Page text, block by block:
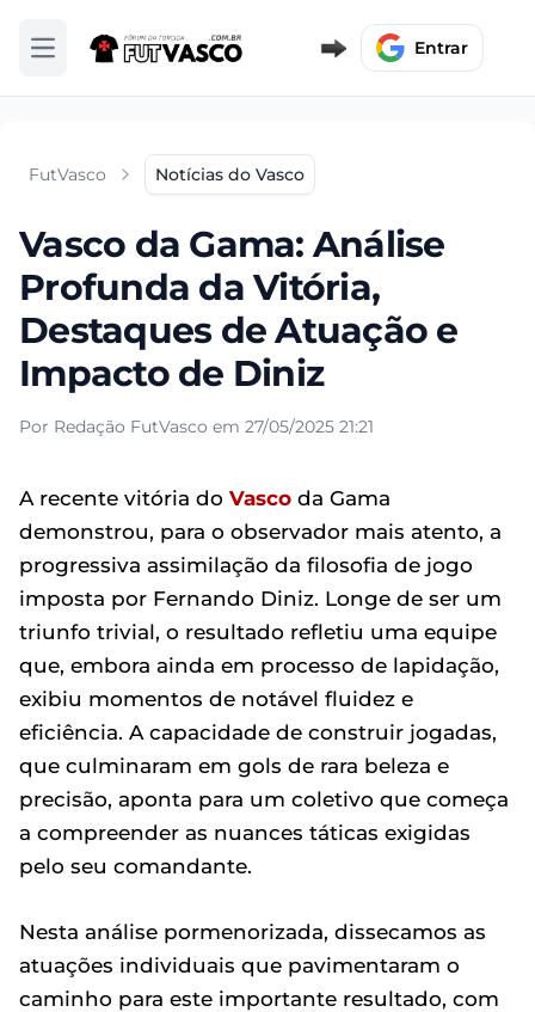
Abrir menu Entrar
FutVasco Notícias do Vasco
Vasco da Gama: Análise
Profunda da Vitória,
Destaques de Atuação e
Impacto de Diniz
Por Redação FutVasco em 27/05/2025 21:21
A recente vitória do Vasco da Gama
demonstrou, para o observador mais atento, a
progressiva assimilação da filosofia de jogo
imposta por Fernando Diniz. Longe de ser um
triunfo trivial, o resultado refletiu uma equipe
que, embora ainda em processo de lapidação,
exibiu momentos de notável fluidez e
eficiência. A capacidade de construir jogadas,
que culminaram em gols de rara beleza e
precisão, aponta para um coletivo que começa
a compreender as nuances táticas exigidas
pelo seu comandante.
Nesta análise pormenorizada, dissecamos as
atuações individuais que pavimentaram o
caminho para este importante resultado, com